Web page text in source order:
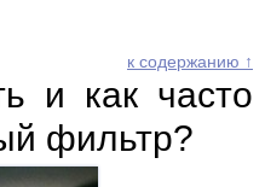
к содержанию ↑
и как часто
фильтр?